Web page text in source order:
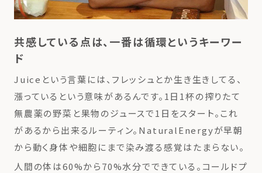
共感している点は、一番は循環というキーワー
ド
Juiceという言葉には、フレッシュとか生き生きしてる、
漲っているという意味があるんです。1日1杯の搾りたて
無農薬の野菜と果物のジュースで1日をスタート。これ
があるから出来るルーティン。NaturalEnergyが早朝
から動く身体や細胞にまで染み渡る感覚はたまらない。
人間の体は60%から70%水分でできている。コールドプ